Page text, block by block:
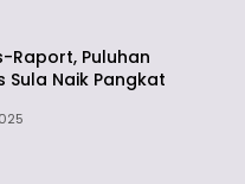
Raport, Puluhan
Sula Naik Pangkat